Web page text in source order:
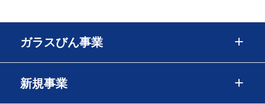
ガラスびん事業
新規事業